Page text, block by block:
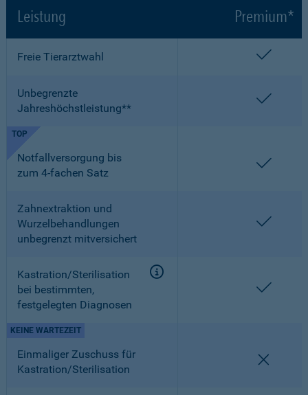
Leistung Premium*
Freie Tierarztwahl
Unbegrenzte
Jahreshöchstleistung**
Notfallversorgung bis
zum 4-fachen Satz
TOP
Zahnextraktion und
Wurzelbehandlungen
unbegrenzt mitversichert
Kastration/Sterilisation
bei bestimmten,
festgelegten Diagnosen
Einmaliger Zuschuss für
Kastration/Sterilisation
KEINE WARTEZEIT